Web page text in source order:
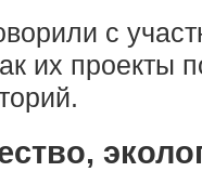
с
их проекты